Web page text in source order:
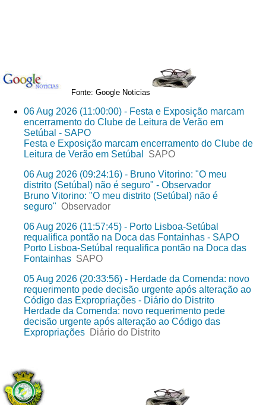
Fonte: Google Noticias
06 Aug 2026 (11:00:00) - Festa e Exposição marcam
encerramento do Clube de Leitura de Verão em
Setúbal - SAPO
Festa e Exposição marcam encerramento do Clube de
Leitura de Verão em Setúbal
SAPO
06 Aug 2026 (09:24:16) - Bruno Vitorino: "O meu
distrito (Setúbal) não é seguro" - Observador
Bruno Vitorino: "O meu distrito (Setúbal) não é
seguro" Observador
06 Aug 2026 (11:57:45) - Porto Lisboa-Setúbal
requalifica pontão na Doca das Fontainhas - SAPO
Porto Lisboa-Setúbal requalifica pontão na Doca das
Fontainhas SAPO
05 Aug 2026 (20:33:56) - Herdade da Comenda: novo
requerimento pede decisão urgente após alteração ao
Código das Expropriações - Diário do Distrito
Herdade da Comenda: novo requerimento pede
decisão urgente após alteração ao Código das
Expropriações Diário do Distrito